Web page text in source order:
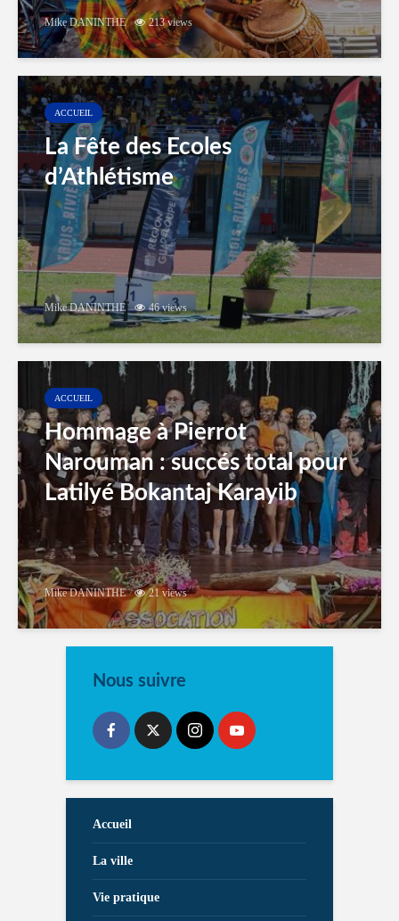
Mike DANINTHE 213 views
ACCUEIL
La Fête des Ecoles
d’Athlétisme
Mike DANINTHE 46 views
ACCUEIL
Hommage à Pierrot
Narouman : succés total pour
Latilyé Bokantaj Karayib
Mike DANINTHE 21 views
Nous suivre
Accueil
La ville
Vie pratique